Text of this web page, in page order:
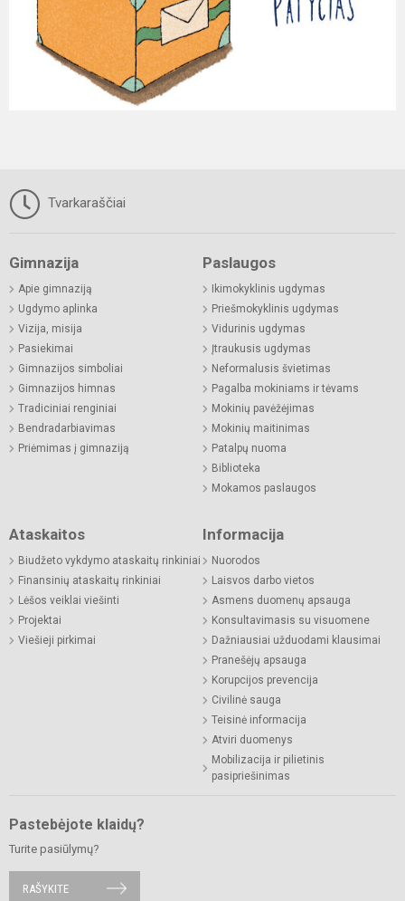
Tvarkaraščiai
Gimnazija
Apie gimnaziją
Ugdymo aplinka
Vizija, misija
Pasiekimai
Gimnazijos simboliai
Gimnazijos himnas
Tradiciniai renginiai
Bendradarbiavimas
Priėmimas į gimnaziją
Paslaugos
Ikimokyklinis ugdymas
Priešmokyklinis ugdymas
Vidurinis ugdymas
Įtraukusis ugdymas
Neformalusis švietimas
Pagalba mokiniams ir tėvams
Mokinių pavėžėjimas
Mokinių maitinimas
Patalpų nuoma
Biblioteka
Mokamos paslaugos
Ataskaitos
Biudžeto vykdymo ataskaitų rinkiniai
Finansinių ataskaitų rinkiniai
Lėšos veiklai viešinti
Projektai
Viešieji pirkimai
Informacija
Nuorodos
Laisvos darbo vietos
Asmens duomenų apsauga
Konsultavimasis su visuomene
Dažniausiai užduodami klausimai
Pranešėjų apsauga
Korupcijos prevencija
Civilinė sauga
Teisinė informacija
Atviri duomenys
Mobilizacija ir pilietinis
pasipriešinimas
Pastebėjote klaidų?
Turite pasiūlymų?
RAŠYKITE